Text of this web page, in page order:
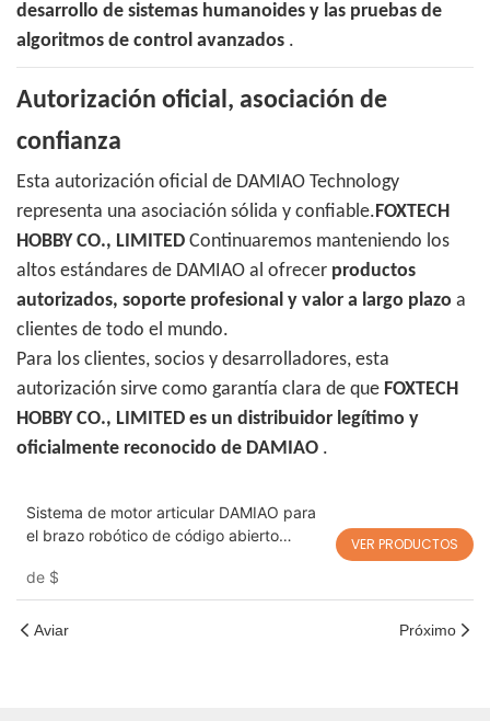
desarrollo de sistemas humanoides y las pruebas de
algoritmos de control avanzados .
Autorización oficial, asociación de
confianza
Esta autorización oficial de DAMIAO Technology
representa una asociación sólida y confiable.FOXTECH
HOBBY CO., LIMITED Continuaremos manteniendo los
altos estándares de DAMIAO al ofrecer productos
autorizados, soporte profesional y valor a largo plazo a
clientes de todo el mundo.
Para los clientes, socios y desarrolladores, esta
autorización sirve como garantía clara de que FOXTECH
HOBBY CO., LIMITED es un distribuidor legítimo y
oficialmente reconocido de DAMIAO .
Sistema de motor articular DAMIAO para
el brazo robótico de código abierto
de $
VER PRODUCTOS
Aviar Próximo